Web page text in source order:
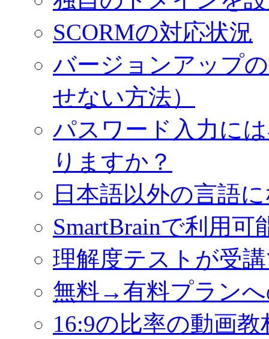
SCORMの対応状況
バージョンアップ
せない方法）
パスワード入力に
りますか？
日本語以外の言語
SmartBrainで利用
理解度テストが受
無料→有料プラン
16:9の比率の動画